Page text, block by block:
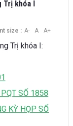
Trị khóa I
size : A- A A+
Trị khóa I:
SỐ 1858
KỲ HỌP SỐ